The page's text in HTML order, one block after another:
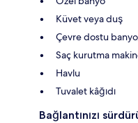
Küvet veya duş
Çevre dostu
Saç kurutma
Havlu
Tuvalet kâğıdı
Bağlantınızı